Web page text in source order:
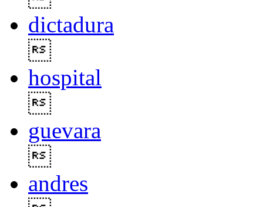
dictadura
hospital
guevara
andres